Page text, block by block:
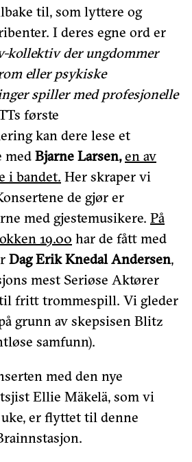
til, som lyttere og
I deres egne ord er
kollektiv der ungdommer
eller psykiske
spiller med profesjonelle
første
kan dere lese et
med Bjarne Larsen,en av
i bandet. Her skraper vi
de gjør er
med gjestemusikere. På
19.00 har de fått med
Dag Erik Knedal Andersen,
mest Seriøse Aktører
fritt trommespill. Vi gleder
grunn av skepsisen Blitz
samfunn).
med den nye
Ellie Mäkelä, som vi
er flyttet til denne